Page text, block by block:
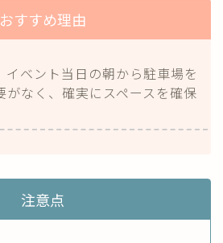
おすすめ理由
イベント当日の朝から駐車場を
がなく、確実にスペースを確保
注意点